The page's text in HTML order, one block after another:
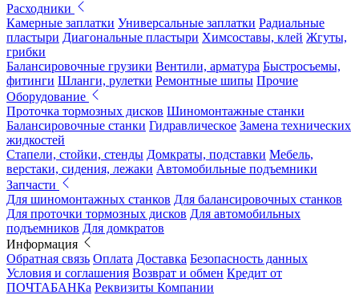
Расходники
Камерные заплатки Универсальные заплатки Радиальные
пластыри Диагональные пластыри Химсоставы, клей Жгуты,
грибки
Балансировочные грузики Вентили, арматура Быстросъемы,
фитинги Шланги, рулетки Ремонтные шипы Прочие
Оборудование
Проточка тормозных дисков Шиномонтажные станки
Балансировочные станки Гидравлическое Замена технических
жидкостей
Стапели, стойки, стенды Домкраты, подставки Мебель,
верстаки, сидения, лежаки Автомобильные подъемники
Запчасти
Для шиномонтажных станков Для балансировочных станков
Для проточки тормозных дисков Для автомобильных
подъемников Для домкратов
Информация
Обратная связь Оплата Доставка Безопасность данных
Условия и соглашения Возврат и обмен Кредит от
ПОЧТАБАНКа Реквизиты Компании